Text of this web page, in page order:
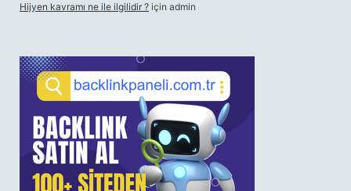
Hijyen kavramı ne ile ilgilidir ? için admin